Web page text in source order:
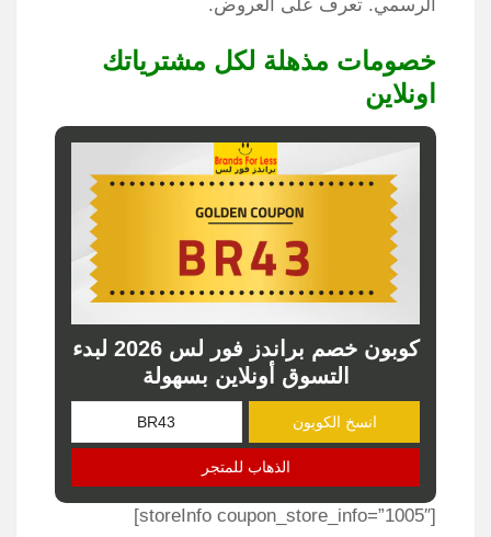
الرسمي. تعرف على العروض​.
خصومات مذهلة لكل مشترياتك
اونلاين
كوبون خصم براندز فور لس 2026 لبدء
التسوق أونلاين بسهولة
انسخ الكوبون
الذهاب للمتجر
[storeInfo coupon_store_info=”1005″]